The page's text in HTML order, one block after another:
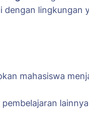
lingkungan
mahasiswa